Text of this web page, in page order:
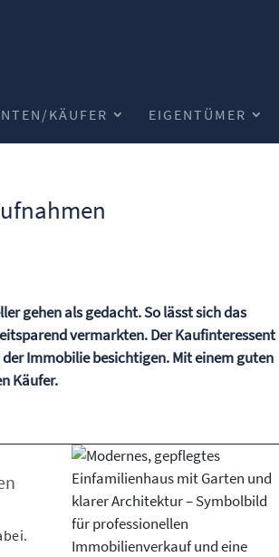
KÄUFER EIGENTÜMER
gehen als gedacht. So lässt sich das
vermarkten. Der Kaufinteressent
Immobilie besichtigen. Mit einem guten
Käufer.